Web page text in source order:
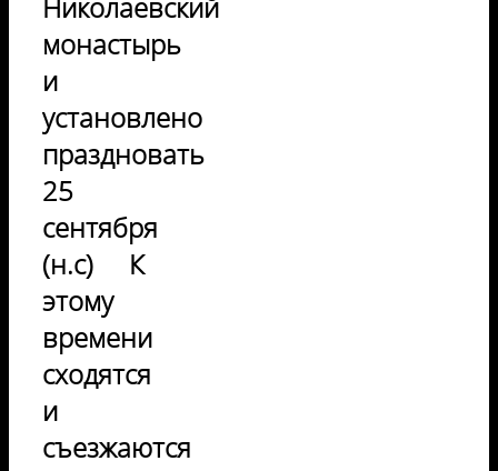
монастырь
и
установлено
праздновать
25
сентября
(н.с) К
этому
времени
сходятся
и
съезжаются